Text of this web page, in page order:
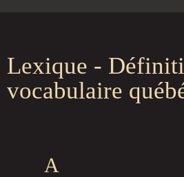
Lexique -
vocabulaire
A